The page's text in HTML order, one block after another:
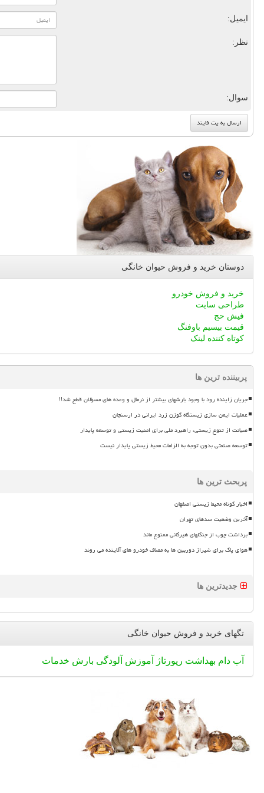
ایمیل:
نظر:
سوال:
دوستان خرید و فروش حیوان خانگی
خرید و فروش خودرو
طراحی سایت
فیش حج
قیمت بیسیم باوفنگ
کوتاه کننده لینک
پربیننده ترین ها
جریان زاینده رود با وجود بارشهای بیشتر از نرمال و وعده های مسؤلان قطع شد!!
عملیات ایمن سازی زیستگاه گوزن زرد ایرانی در ارسنجان
صیانت از تنوع زیستی، راهبرد ملی برای امنیت زیستی و توسعه پایدار
توسعه صنعتی بدون توجه به الزامات محیط زیستی پایدار نیست
پربحث ترین ها
اخبار کوتاه محیط زیستی اصفهان
آخرین وضعیت سدهای تهران
برداشت چوب از جنگلهای هیرکانی ممنوع ماند
هوای پاک برای شیراز دوربین ها به مصاف خودرو های آلاینده می روند
جدیدترین ها
تگهای خرید و فروش حیوان خانگی
آب دام بهداشت رپورتاژ آموزش آلودگی بارش خدمات